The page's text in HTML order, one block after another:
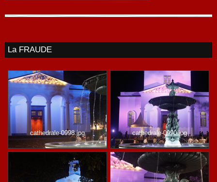
La FRAUDE
cathedrale-0998.jpg cathedrale-0990.jpg